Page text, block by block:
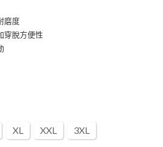
磨度
穿脫方便性
XL XXL 3XL